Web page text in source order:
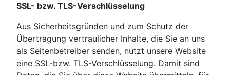
SSL- bzw. TLS-Verschlüsselung
Aus Sicherheitsgründen und zum Schutz der
Übertragung vertraulicher Inhalte, die Sie an uns
als Seitenbetreiber senden, nutzt unsere Website
eine SSL-bzw. TLS-Verschlüsselung. Damit sind